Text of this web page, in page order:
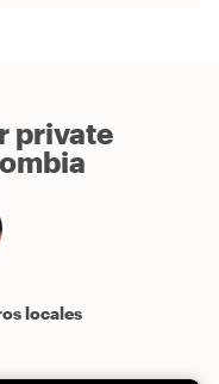
private
locales